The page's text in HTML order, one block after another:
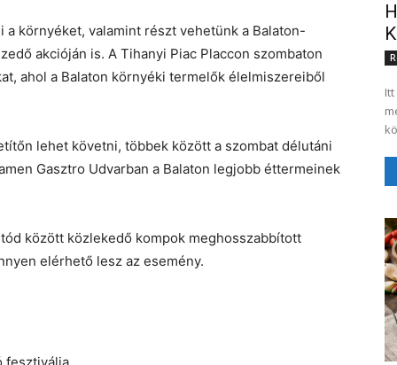
környéket, valamint részt vehetünk a Balaton-
akcióján is. A Tihanyi Piac Placcon szombaton
ahol a Balaton környéki termelők élelmiszereiből
lehet követni, többek között a szombat délutáni
Gasztro Udvarban a Balaton legjobb éttermeinek
között közlekedő kompok meghosszabbított
elérhető lesz az esemény.